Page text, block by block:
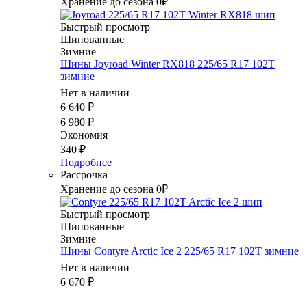
Быстрый просмотр
Шипованные
Зимние
Шины Joyroad Winter RX818 225/65 R17 102T
зимние
Нет в наличии
6 640 ₽
6 980 ₽
Экономия
340 ₽
Подробнее
Рассрочка
Хранение до сезона 0₽
Быстрый просмотр
Шипованные
Зимние
Шины Contyre Arctic Ice 2 225/65 R17 102T зимние
Нет в наличии
6 670 ₽